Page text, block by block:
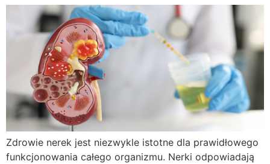
Zdrowie nerek jest niezwykle istotne dla prawidłowego
funkcjonowania całego organizmu. Nerki odpowiadają